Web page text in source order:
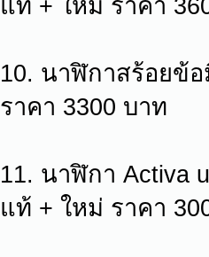
แท้ + ใหม่ ราคา
10. นาฬิกาสร้อยข้อ
ราคา 3300 บาท
11. นาฬิกา Activa
แท้ + ใหม่ ราคา